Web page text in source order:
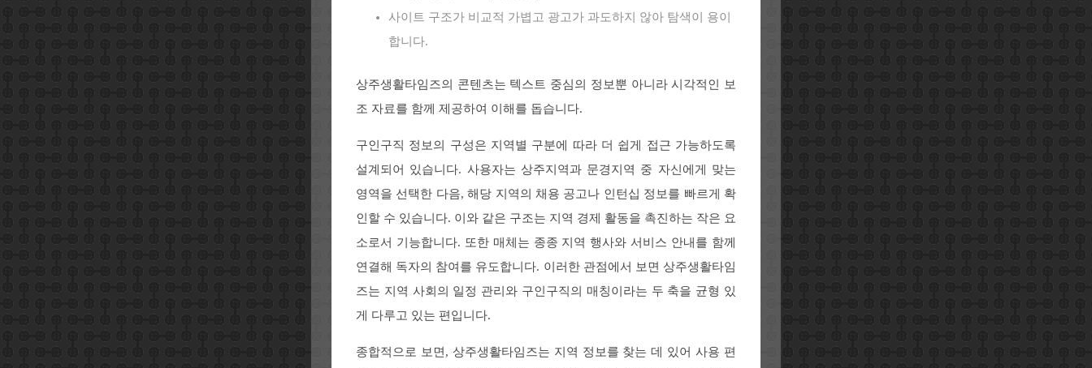
사이트 구조가 비교적 가볍고 광고가 과도하지 않아 탐색이 용이
합니다.
상주생활타임즈의 콘텐츠는 텍스트 중심의 정보뿐 아니라 시각적인 보
조 자료를 함께 제공하여 이해를 돕습니다.
구인구직 정보의 구성은 지역별 구분에 따라 더 쉽게 접근 가능하도록
설계되어 있습니다. 사용자는 상주지역과 문경지역 중 자신에게 맞는
영역을 선택한 다음, 해당 지역의 채용 공고나 인턴십 정보를 빠르게 확
인할 수 있습니다. 이와 같은 구조는 지역 경제 활동을 촉진하는 작은 요
소로서 기능합니다. 또한 매체는 종종 지역 행사와 서비스 안내를 함께
연결해 독자의 참여를 유도합니다. 이러한 관점에서 보면 상주생활타임
즈는 지역 사회의 일정 관리와 구인구직의 매칭이라는 두 축을 균형 있
게 다루고 있는 편입니다.
종합적으로 보면, 상주생활타임즈는 지역 정보를 찾는 데 있어 사용 편